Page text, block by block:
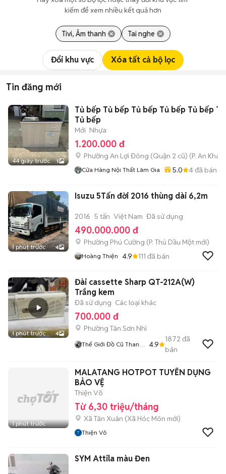
kiếm để xem nhiều kết quả hơn
Tivi, Âm thanh Tai nghe
Đổi khu vực Xóa tất cả bộ lọc
Tin đăng mới
44 giây trước 1
Tủ bếp Tủ bếp Tủ bếp Tủ bếp Tủ bếp
Tủ bếp
Mới Nhựa
1.200.000 đ
Phường An Lợi Đông (Quận 2 cũ) (P. An
Cửa Hàng Nội Thất Lâm Gia 5.0 4đã bán
1 phút trước 4
Isuzu 5Tấn đời 2016 thùng dài 6,2m
2016 5 tấn Việt Nam Đã sử dụng
490.000.000 đ
Phường Phú Cường (P. Thủ Dầu Một mới)
Hoàng Thiện 4.9 111 đã bán
1 phút trước 4
Đài cassette Sharp QT-212A(W)
Trắng kem
Đã sử dụng Các loại khác
700.000 đ
Phường Tân Sơn Nhì
Thế Giới Đồ Cũ Thanh
4.9
1872 đã
bán
1 phút trước
MALATANG HOTPOT TUYỂN DỤNG
BẢO VỆ
Thiện Võ
Từ 6,30 triệu/tháng
Xã Tân Xuân (Xã Hóc Môn mới)
Thiện Võ
SYM Attila màu Đen